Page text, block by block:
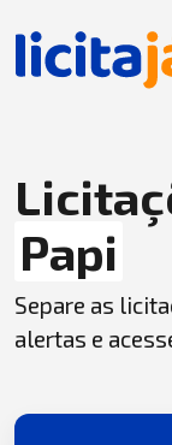
Papi
Separe as
alertas e